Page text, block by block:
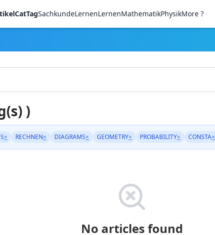
CatTagSachkundeLernenLernenMathematikPhysikMore ?
)
× RECHNEN× DIAGRAMS× GEOMETRY× PROBABILITY× CONSTA×
No articles found